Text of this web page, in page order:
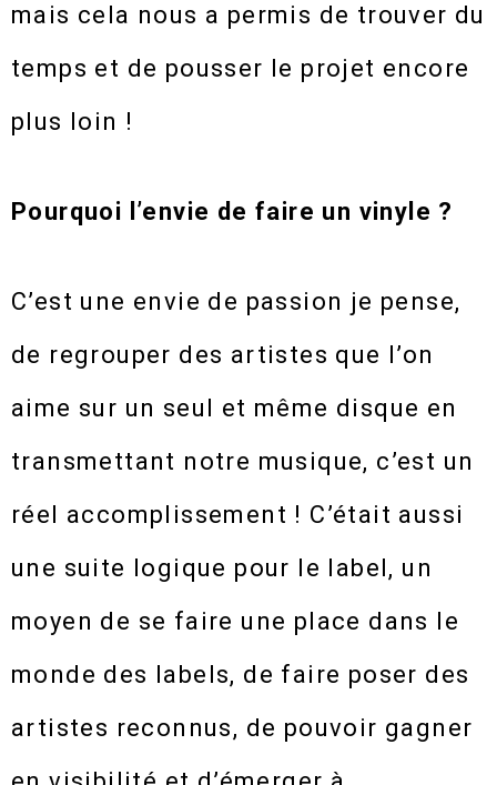
mais cela nous a permis de trouver du
temps et de pousser le projet encore
plus loin !
Pourquoi l’envie de faire un vinyle ?
C’est une envie de passion je pense,
de regrouper des artistes que l’on
aime sur un seul et même disque en
transmettant notre musique, c’est un
réel accomplissement ! C’était aussi
une suite logique pour le label, un
moyen de se faire une place dans le
monde des labels, de faire poser des
artistes reconnus, de pouvoir gagner